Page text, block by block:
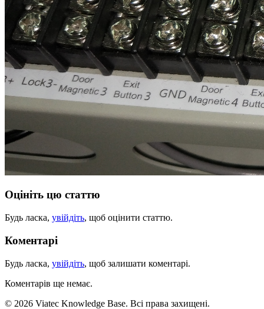
Оцініть цю статтю
Будь ласка, увійдіть, щоб оцінити статтю.
Коментарі
Будь ласка, увійдіть, щоб залишати коментарі.
Коментарів ще немає.
© 2026 Viatec Knowledge Base. Всі права захищені.